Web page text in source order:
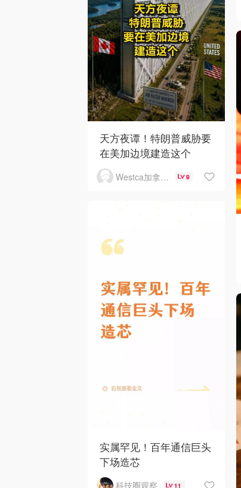
天方夜谭！特朗普威胁要
在美加边境建造这个
Westca加拿大生活 9
实属罕见！百年通信巨头
下场造芯
科技圈观察 11